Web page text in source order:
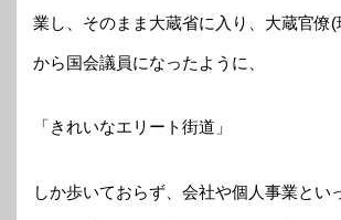
業し、そのまま大蔵省に入り、大蔵官僚
から国会議員になったように、
「きれいなエリート街道」
しか歩いておらず、会社や個人事業とい